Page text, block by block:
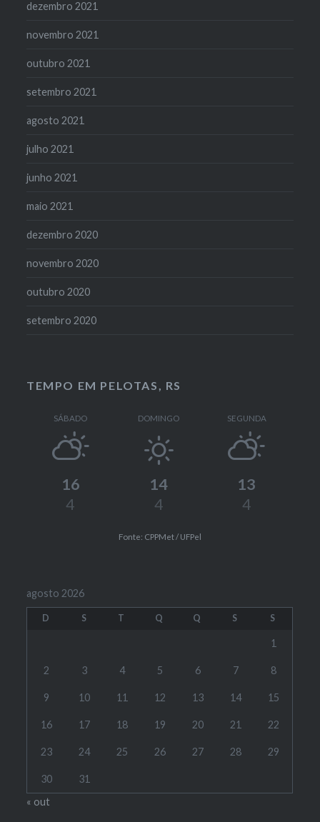
dezembro 2021
novembro 2021
outubro 2021
setembro 2021
agosto 2021
julho 2021
junho 2021
maio 2021
dezembro 2020
novembro 2020
outubro 2020
setembro 2020
TEMPO EM PELOTAS, RS
SÁBADO
16
4
DOMINGO
14
4
SEGUNDA
13
4
Fonte: CPPMet / UFPel
agosto 2026
D S T Q Q S S
1
2 3 4 5 6 7 8
9 10 11 12 13 14 15
16 17 18 19 20 21 22
23 24 25 26 27 28 29
30
31
« out